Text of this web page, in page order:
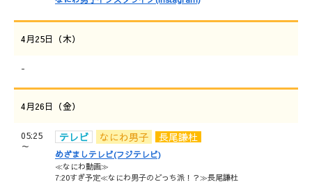
4月25日（木）
-
4月26日（金）
05:25
～
テレビ なにわ男子 長尾謙杜
めざましテレビ(フジテレビ)
≪なにわ動画≫
7:20すぎ予定≪なにわ男子のどっち派！？≫長尾謙杜